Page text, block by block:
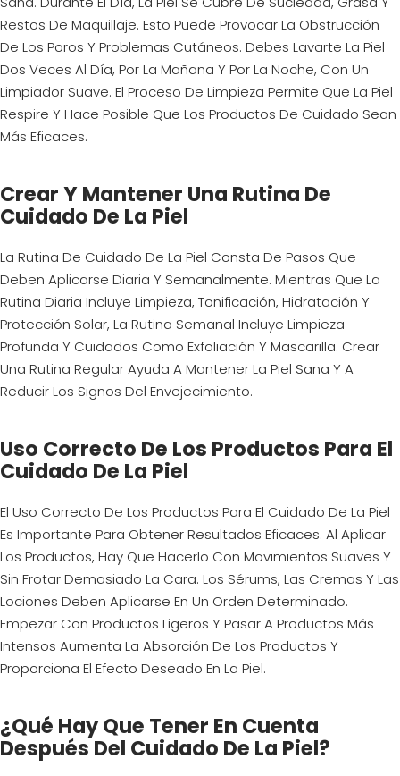
Restos De Maquillaje. Esto Puede Provocar La Obstrucción
De Los Poros Y Problemas Cutáneos. Debes Lavarte La Piel
Dos Veces Al Día, Por La Mañana Y Por La Noche, Con Un
Limpiador Suave. El Proceso De Limpieza Permite Que La Piel
Respire Y Hace Posible Que Los Productos De Cuidado Sean
Más Eficaces.
Crear Y Mantener Una Rutina De
Cuidado De La Piel
La Rutina De Cuidado De La Piel Consta De Pasos Que
Deben Aplicarse Diaria Y Semanalmente. Mientras Que La
Rutina Diaria Incluye Limpieza, Tonificación, Hidratación Y
Protección Solar, La Rutina Semanal Incluye Limpieza
Profunda Y Cuidados Como Exfoliación Y Mascarilla. Crear
Una Rutina Regular Ayuda A Mantener La Piel Sana Y A
Reducir Los Signos Del Envejecimiento.
Uso Correcto De Los Productos Para El
Cuidado De La Piel
El Uso Correcto De Los Productos Para El Cuidado De La Piel
Es Importante Para Obtener Resultados Eficaces. Al Aplicar
Los Productos, Hay Que Hacerlo Con Movimientos Suaves Y
Sin Frotar Demasiado La Cara. Los Sérums, Las Cremas Y Las
Lociones Deben Aplicarse En Un Orden Determinado.
Empezar Con Productos Ligeros Y Pasar A Productos Más
Intensos Aumenta La Absorción De Los Productos Y
Proporciona El Efecto Deseado En La Piel.
¿Qué Hay Que Tener En Cuenta
Después Del Cuidado De La Piel?